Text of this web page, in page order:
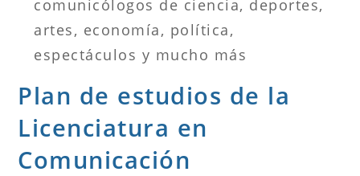
comunicólogos de ciencia, deportes,
artes, economía, política,
espectáculos y mucho más
Plan de estudios de la
Licenciatura en
Comunicación